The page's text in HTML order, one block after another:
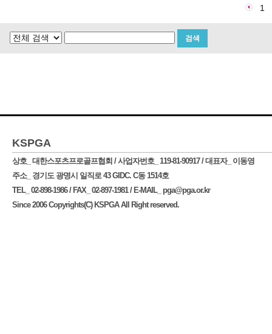
1
KSPGA
상호_ 대한스포츠프로골프협회 / 사업자번호_ 119-81-90917 / 대표자_ 이동영
주소_ 경기도 광명시 일직로 43 GIDC. C동 1514호
TEL_ 02-898-1986 / FAX_ 02-897-1981 / E-MAIL_ pga@pga.or.kr
Since 2006 Copyrights(C) KSPGA All Right reserved.